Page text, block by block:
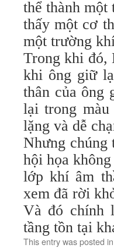
thể thành
thấy một cơ
một trường
Trong khi đó,
khi ông giữ
thân của ông
lại trong màu
lặng và dễ
Nhưng chúng
hội họa
lớp khí âm
xem đã rời
Và đó chính
tầng tồn tại
This entry was posted in